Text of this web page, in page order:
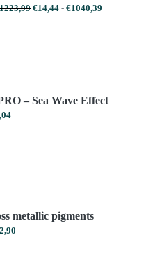
1223,99Prijsklasse:
€14,44 - €1040,39
– Sea Wave Effect
Prijsklasse:
metallic pigments